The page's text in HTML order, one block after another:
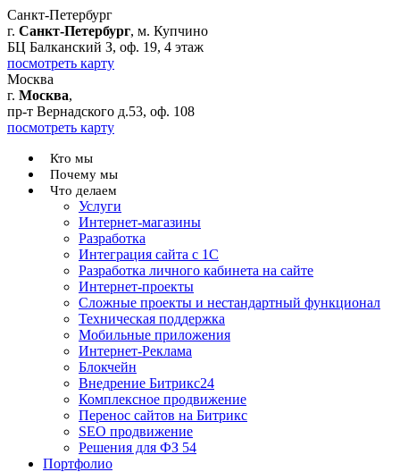
Санкт-Петербург
г. Санкт-Петербург, м. Купчино
БЦ Балканский З, оф. 19, 4 этаж
посмотреть карту
Москва
г. Москва,
пр-т Вернадского д.53, оф. 108
посмотреть карту
Кто мы
Почему мы
Что делаем
Услуги
Интернет-магазины
Разработка
Интеграция сайта с 1С
Разработка личного кабинета на сайте
Интернет-проекты
Сложные проекты и нестандартный функционал
Teхническая поддержка
Мобильные приложения
Интернет-Реклама
Блокчейн
Внедрение Битрикс24
Комплексное продвижение
Перенос сайтов на Битрикс
SEO продвижение
Решения для ФЗ 54
Портфолио